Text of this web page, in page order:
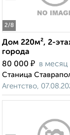
2/8
Дом 220м², 2-
города
80 000 ₽ в месяц
Станица
Агентство,